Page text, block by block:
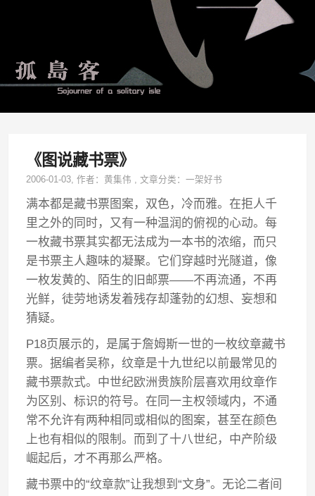
《图说藏书票》
2006-01-03, 作者：黄集伟 ,文章分类：一架好书
满本都是藏书票图案，双色，冷而雅。在拒人千
里之外的同时，又有一种温润的俯视的心动。每
一枚藏书票其实都无法成为一本书的浓缩，而只
是书票主人趣味的凝聚。它们穿越时光隧道，像
一枚发黄的、陌生的旧邮票——不再流通，不再
光鲜，徒劳地诱发着残存却蓬勃的幻想、妄想和
猜疑。
P18页展示的，是属于詹姆斯一世的一枚纹章藏书
票。据编者吴称，纹章是十九世纪以前最常见的
藏书票款式。中世纪欧洲贵族阶层喜欢用纹章作
为区别、标识的符号。在同一主权领域内，不通
常不允许有两种相同或相似的图案，甚至在颜色
上也有相似的限制。而到了十八世纪，中产阶级
崛起后，才不再那么严格。
藏书票中的“纹章款”让我想到“文身”。无论二者间